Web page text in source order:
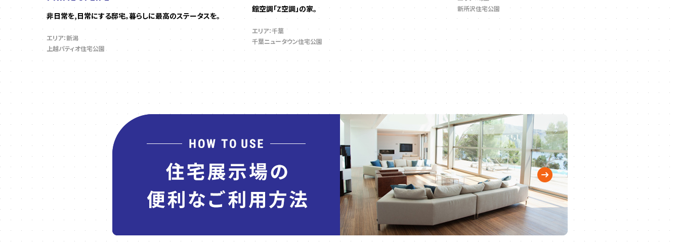
非日常を,日常にする邸宅。暮らしに最高のステータスを。
エリア：新潟
上越パティオ住宅公園
館空調「Z空調」の家。
エリア：千葉
千葉ニュータウン住宅公園
新所沢住宅公園